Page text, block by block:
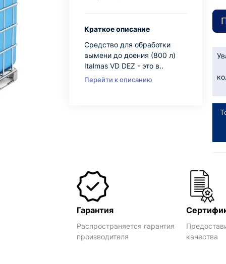
Краткое описание
Средство для обработки
вымени до доения (800 л)
Italmas VD DEZ - это в..
Перейти к описанию
Гарантия
Распространяется гарантия
производителя
качества